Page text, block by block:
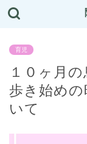
育児
１０ヶ月
歩き始め
いて